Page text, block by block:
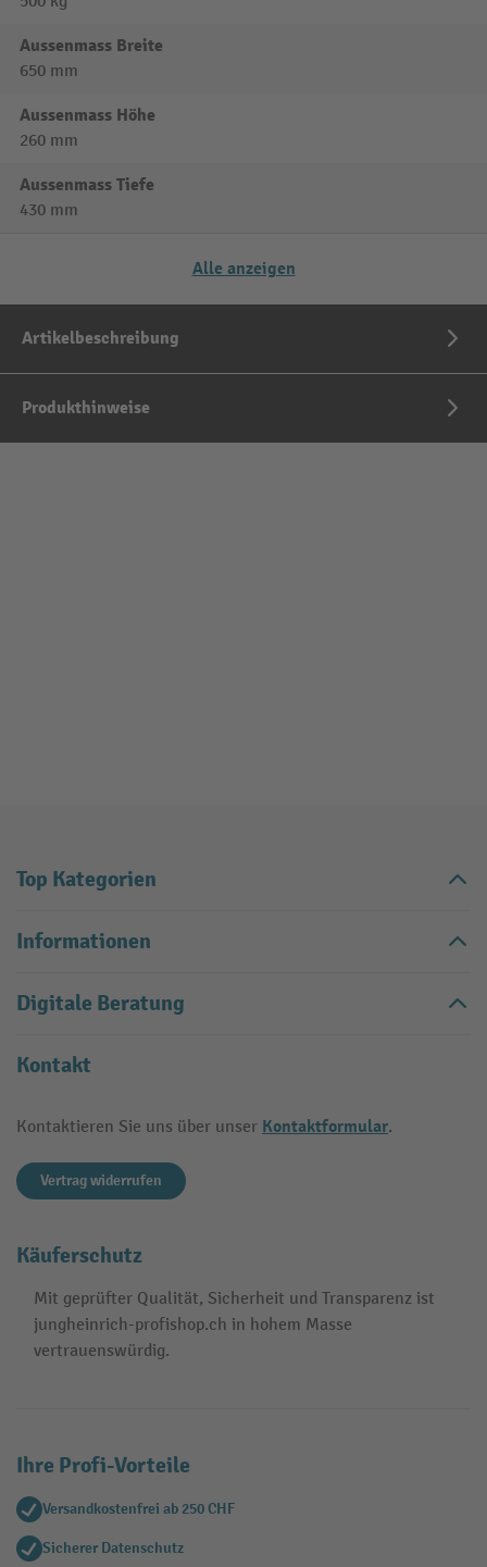
Aussenmass Breite
650 mm
Aussenmass Höhe
260 mm
Aussenmass Tiefe
430 mm
Alle anzeigen
Artikelbeschreibung
Produkthinweise
Top Kategorien
Informationen
Digitale Beratung
Kontakt
Kontaktieren Sie uns über unser Kontaktformular.
Vertrag widerrufen
Käuferschutz
Mit geprüfter Qualität, Sicherheit und Transparenz ist
jungheinrich-profishop.ch in hohem Masse
vertrauenswürdig.
Ihre Profi-Vorteile
Versandkostenfrei ab 250 CHF
Sicherer Datenschutz